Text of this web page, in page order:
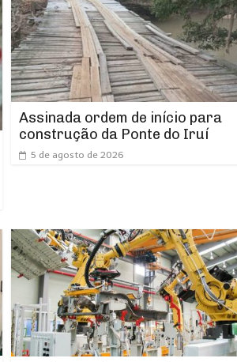
Assinada ordem de início para
construção da Ponte do Iruí
5 de agosto de 2026